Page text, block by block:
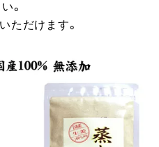
。
ただけます。